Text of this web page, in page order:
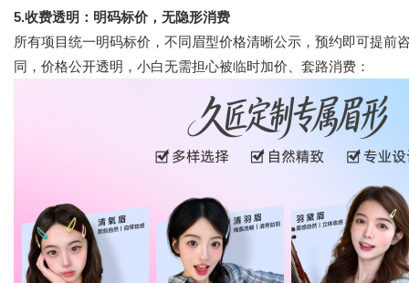
5.收费透明：明码标价，无隐形消费
所有项目统一明码标价，不同眉型价格清晰公示，预约即可提
同，价格公开透明，小白无需担心被临时加价、套路消费 ：